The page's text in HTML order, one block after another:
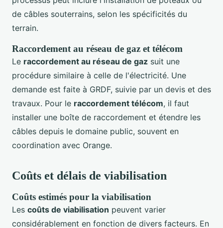
de câbles souterrains, selon les spécificités du
terrain.
Raccordement au réseau de gaz et télécom
Le raccordement au réseau de gaz suit une
procédure similaire à celle de l'électricité. Une
demande est faite à GRDF, suivie par un devis et des
travaux. Pour le raccordement télécom, il faut
installer une boîte de raccordement et étendre les
câbles depuis le domaine public, souvent en
coordination avec Orange.
Coûts et délais de viabilisation
Coûts estimés pour la viabilisation
Les coûts de viabilisation peuvent varier
considérablement en fonction de divers facteurs. En